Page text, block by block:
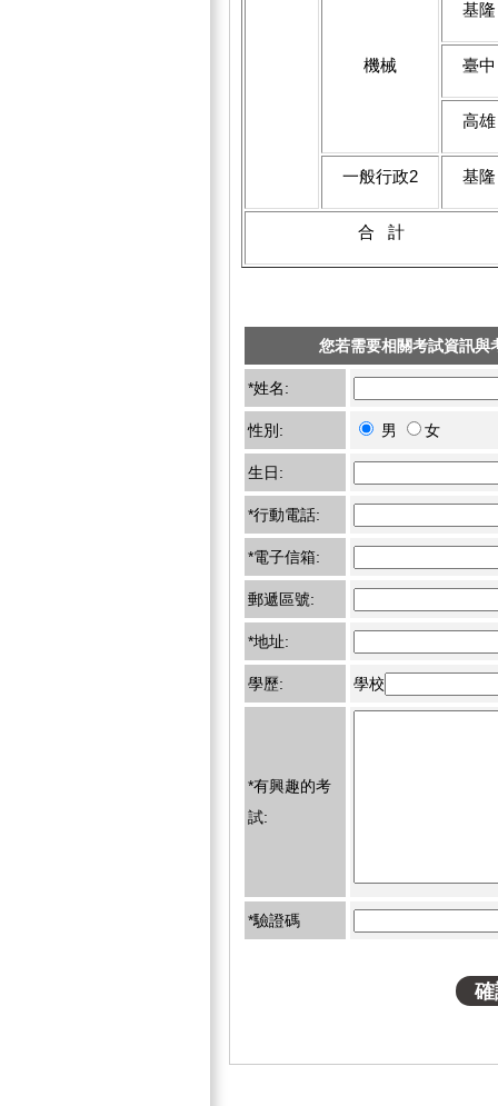
機械
基隆
臺中
高雄
一般行政2 基隆
合 計
您若需要相關考試資訊與
*姓名:
性別: 男 女
生日:
*行動電話:
*電子信箱:
郵遞區號:
*地址:
學歷: 學校
*有興趣的考
試:
*驗證碼